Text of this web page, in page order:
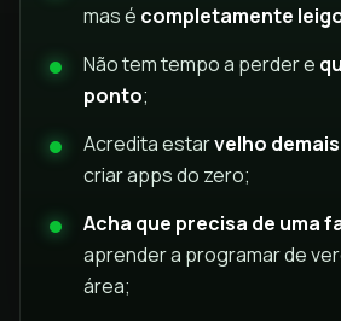
mas é completamente
Não tem tempo a perder e
ponto;
Acredita estarvelho demais
criar apps do zero;
Acha que precisa de uma
aprender a programar de
área;